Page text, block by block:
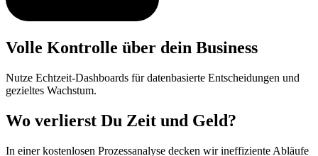
Volle Kontrolle über dein Business
Nutze Echtzeit-Dashboards für datenbasierte Entscheidungen und
gezieltes Wachstum.
Wo verlierst Du Zeit und Geld?
In einer kostenlosen Prozessanalyse decken wir ineffiziente Abläufe